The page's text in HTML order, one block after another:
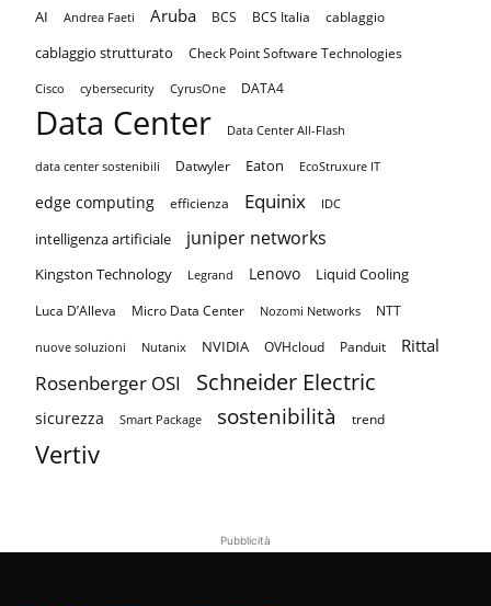
AI Andrea Faeti Aruba BCS BCS Italia cablaggio
cablaggio strutturato Check Point Software Technologies
Cisco cybersecurity CyrusOne DATA4
Data Center Data Center All-Flash
data center sostenibili Datwyler Eaton EcoStruxure IT
edge computing efficienza Equinix IDC
intelligenza artificiale juniper networks
Kingston Technology Legrand Lenovo Liquid Cooling
Luca D’Alleva Micro Data Center Nozomi Networks NTT
nuove soluzioni Nutanix NVIDIA OVHcloud Panduit Rittal
Rosenberger OSI Schneider Electric
sicurezza Smart Package sostenibilità trend
Vertiv
Pubblicità